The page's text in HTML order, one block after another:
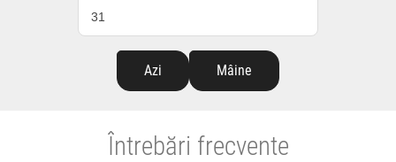
31
Azi Mâine
Întrebări frecvente